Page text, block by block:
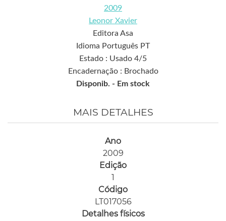
2009
Leonor Xavier
Editora Asa
Idioma Português PT
Estado : Usado 4/5
Encadernação : Brochado
Disponib. - Em stock
MAIS DETALHES
Ano
2009
Edição
1
Código
LT017056
Detalhes físicos